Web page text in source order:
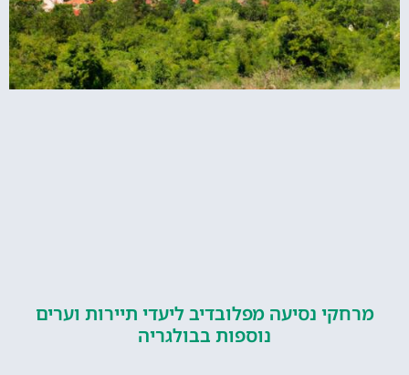
נסיעה מפלובדיב ליעדי תיירות וערים
נוספות בבולגריה